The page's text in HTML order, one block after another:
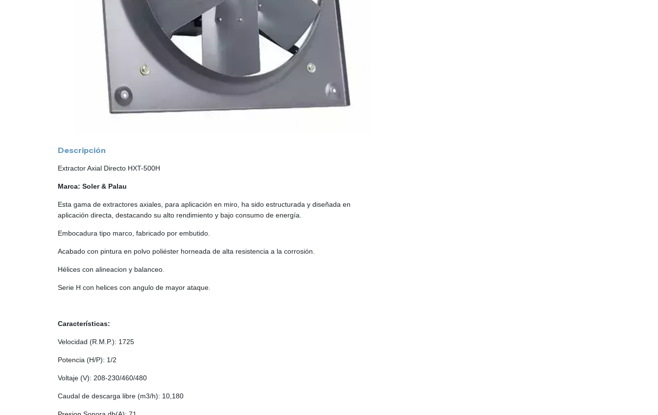
Descripción
Extractor Axial Directo HXT-500H
Marca: Soler & Palau
Esta gama de extractores axiales, para aplicación en miro, ha sido estructurada y diseñada en
aplicación directa, destacando su alto rendimiento y bajo consumo de energía.
Embocadura tipo marco, fabricado por embutido.
Acabado con pintura en polvo poliéster horneada de alta resistencia a la corrosión.
Hélices con alineacion y balanceo.
Serie H con helices con angulo de mayor ataque.
Características:
Velocidad (R.M.P.): 1725
Potencia (H/P): 1/2
Voltaje (V): 208-230/460/480
Caudal de descarga libre (m3/h): 10,180